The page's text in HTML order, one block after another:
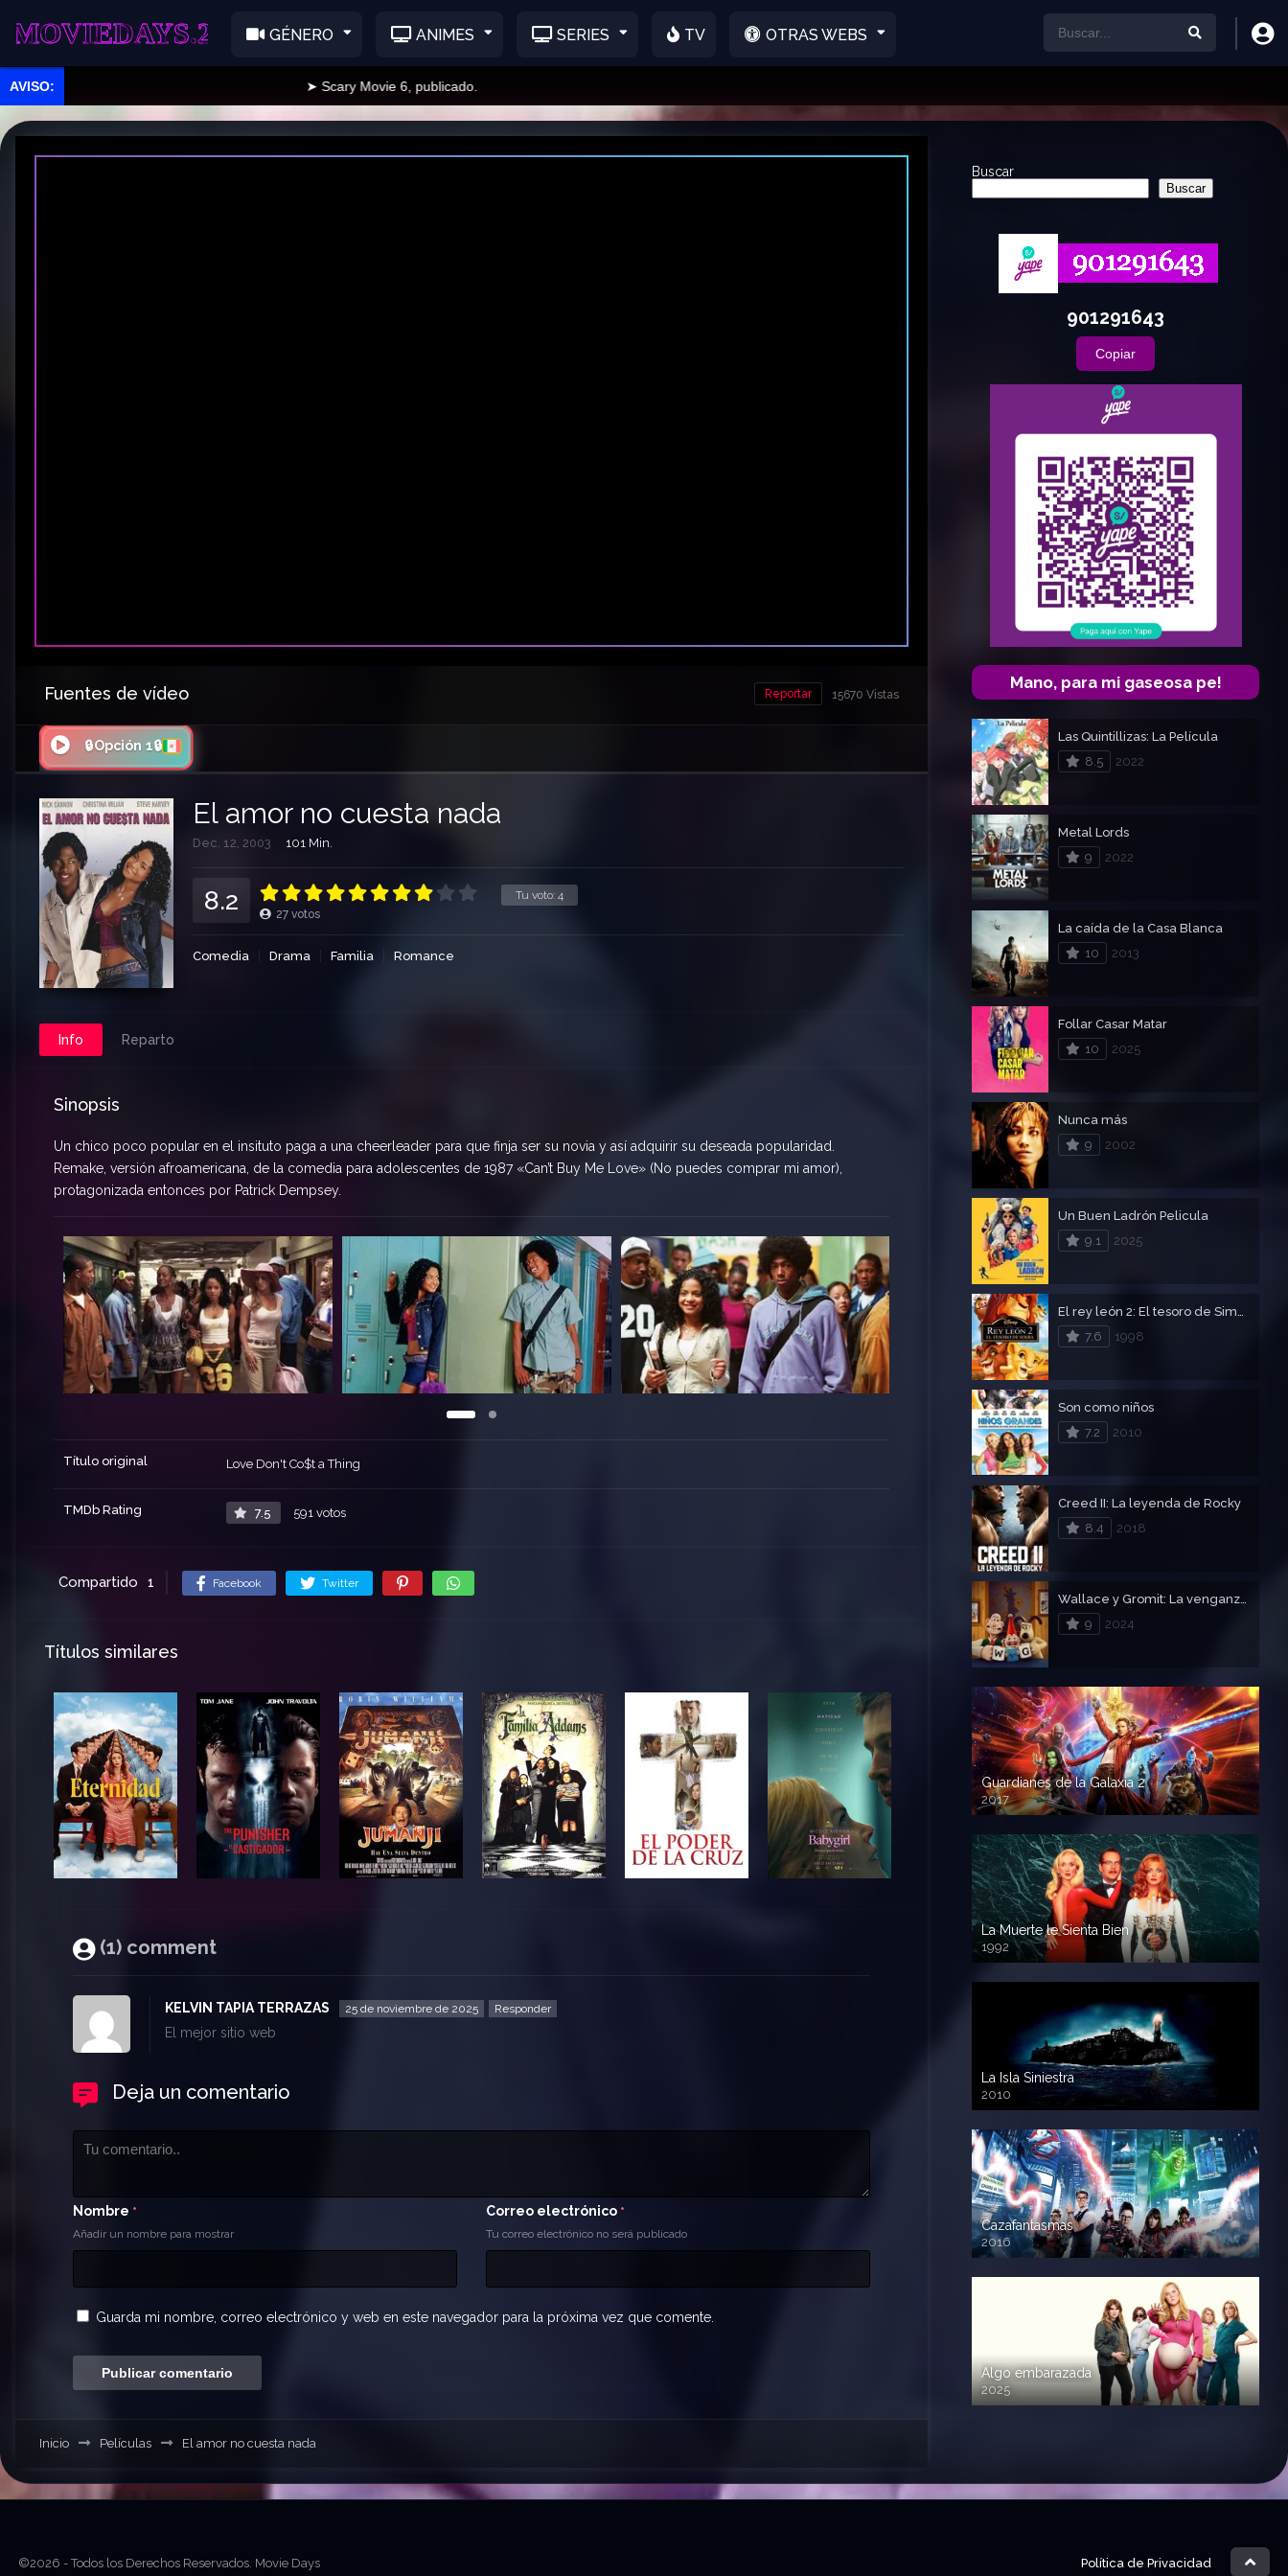
GÉNERO ANIMES SERIES TV OTRAS WEBS
➤ Scary Movie 6, publicado.
Fuentes de vídeo 15670 Vistas
Reportar
🔒Opción 1🔒
El amor no cuesta nada
Dec. 12, 2003 101 Min.
Tu voto: 4
8.2 27 votos
Comedia Drama Familia Romance
Info Reparto
Sinopsis
Un chico poco popular en el insituto paga a una cheerleader para que finja ser su novia y así adquirir su deseada popularidad.
Remake, versión afroamericana, de la comedia para adolescentes de 1987 «Can’t Buy Me Love» (No puedes comprar mi amor),
protagonizada entonces por Patrick Dempsey.
Título original Love Don't Co$t a Thing
TMDb Rating 7.5 591 votos
Compartido 1 Facebook Twitter
Títulos similares
(1) comment
KELVIN TAPIA TERRAZAS 25 de noviembre de 2025 Responder
El mejor sitio web
Deja un comentario
Nombre *
Añadir un nombre para mostrar
Correo electrónico *
Tu correo electrónico no será publicado
Guarda mi nombre, correo electrónico y web en este navegador para la próxima vez que comente.
Inicio Películas El amor no cuesta nada
Buscar
Buscar
901291643
Copiar
Mano, para mi gaseosa pe!
Las Quintillizas: La Película
8.5
2022
Metal Lords
9
2022
La caída de la Casa Blanca
10
2013
Follar Casar Matar
10
2025
Nunca más
9
2002
Un Buen Ladrón Pelicula
9.1
2025
7.6
1998
Son como niños
7.2
2010
Creed II: La leyenda de Rocky
8.4
2018
9
2024
Guardianes de la Galaxia 2
2017
720p HD
La Muerte le Sienta Bien
1992
720p HD
La Isla Siniestra
2010
720p HD
Cazafantasmas
2016
720p HD
Algo embarazada
2025
720p HD
©2026 - Todos los Derechos Reservados. Movie Days Política de Privacidad